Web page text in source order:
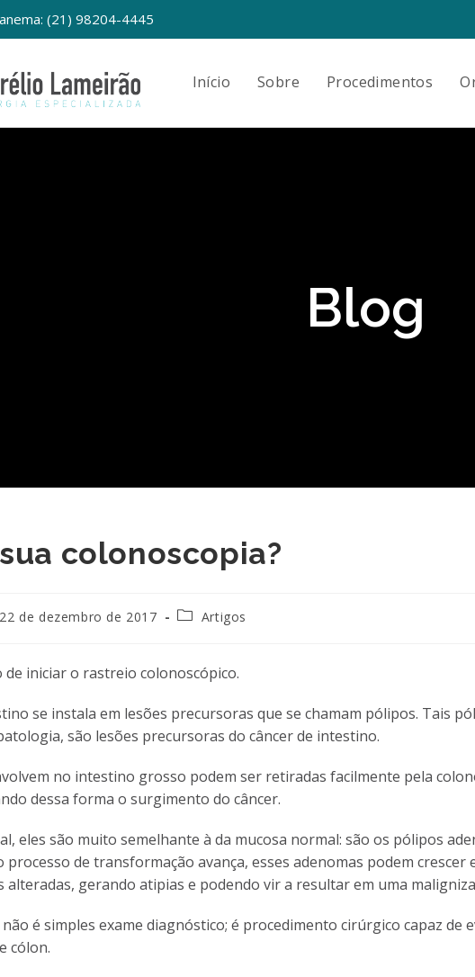
(21) 98204-4445
Início Sobre Procedimentos
Blog
colonoscopia?
22 de dezembro de 2017
Categoria
Artigos
de iniciar o rastreio colonoscópico.
se instala em lesões precursoras que se chamam pólipos. Tais
são lesões precursoras do câncer de intestino.
no intestino grosso podem ser retiradas facilmente pela
dessa forma o surgimento do câncer.
eles são muito semelhante à da mucosa normal: são os pólipos
processo de transformação avança, esses adenomas podem crescer
alteradas, gerando atipias e podendo vir a resultar em uma
é simples exame diagnóstico; é procedimento cirúrgico capaz de
cólon.